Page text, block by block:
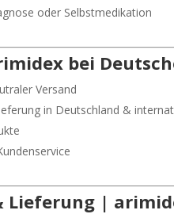
oder Selbstmedikation
bei
Versand
in Deutschland &
Lieferung |